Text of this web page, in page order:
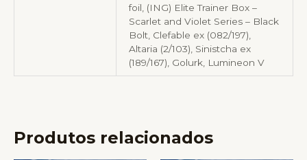
foil, (ING) Elite Trainer Box –
Scarlet and Violet Series – Black
Bolt, Clefable ex (082/197),
Altaria (2/103), Sinistcha ex
(189/167), Golurk, Lumineon V
Produtos relacionados